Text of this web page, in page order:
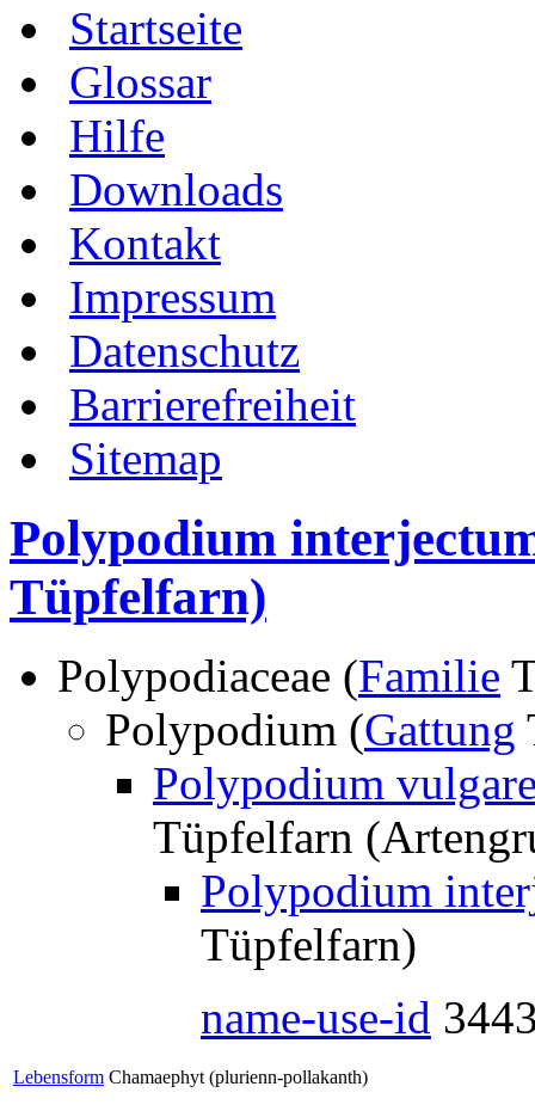
Startseite
Glossar
Hilfe
Downloads
Kontakt
Impressum
Datenschutz
Barrierefreiheit
Sitemap
Polypodium
Tüpfelfarn)
Polypodiaceae (Familie
Polypodium (Gattung
Polypodium
Tüpfelfarn
Polypodium
Tüpfelfarn)
name-use-id
Lebensform Chamaephyt (plurienn-pollakanth)